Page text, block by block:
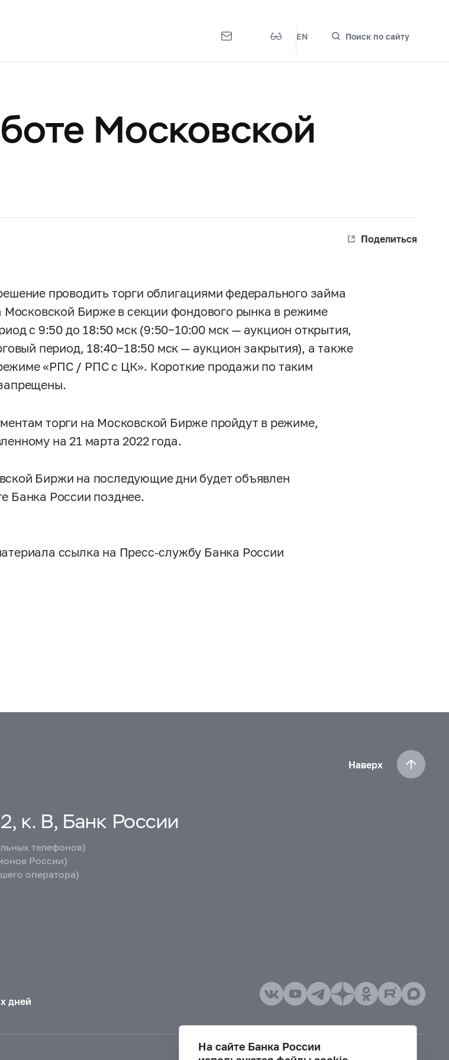
EN Поиск по сайту
Московской
Поделиться
проводить торги облигациями федерального займа
Московской Бирже в секции фондового рынка в режиме
с 9:50 до 18:50 мск (9:50−10:00 мск — аукцион открытия,
период, 18:40−18:50 мск — аукцион закрытия), а также
«РПС / РПС с ЦК». Короткие продажи по таким
торги на Московской Бирже пройдут в режиме,
на 21 марта 2022 года.
Биржи на последующие дни будет объявлен
Банка России позднее.
ссылка на Пресс-службу Банка России
Наверх
к. В, Банк России
телефонов)
России)
оператора)
дней
На сайте Банка России